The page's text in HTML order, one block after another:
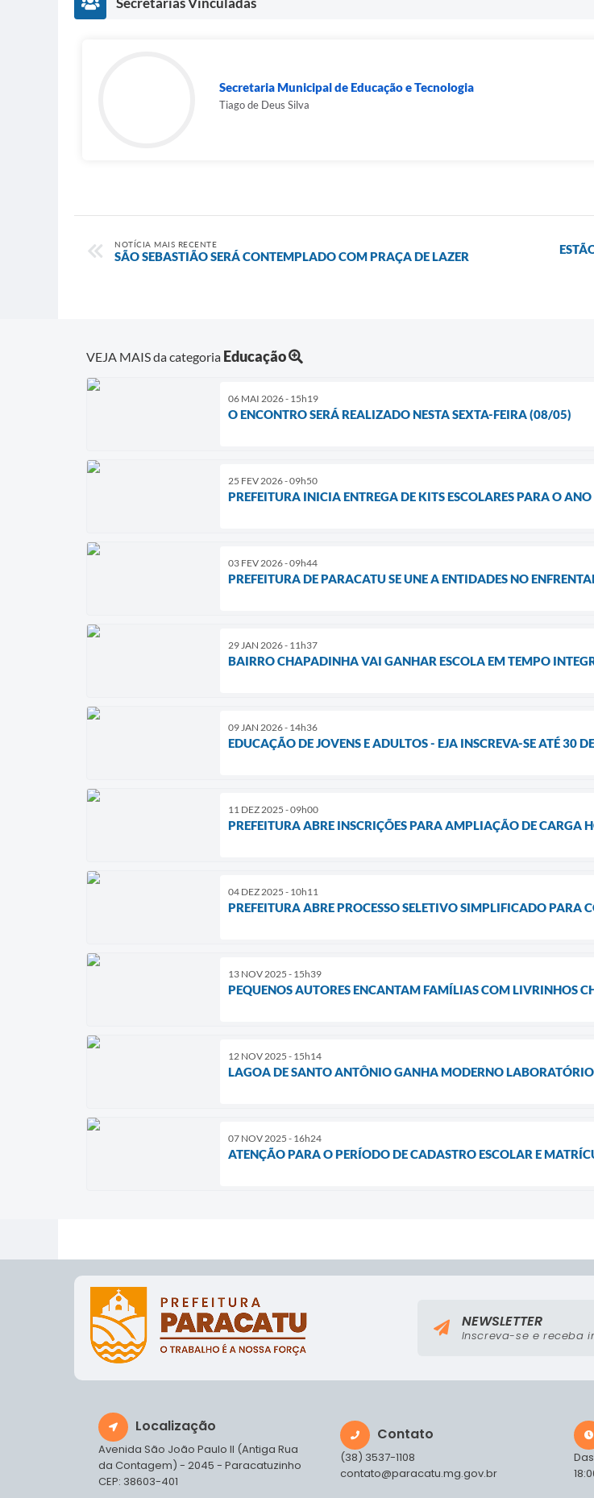
Secretaria Municipal de Educação e Tecnologia
Tiago de Deus Silva
NOTÍCIA MAIS RECENTE
SÃO SEBASTIÃO SERÁ CONTEMPLADO COM PRAÇA DE LAZER
VEJA MAIS da categoria Educação
06 MAI 2026 - 15h19
O ENCONTRO SERÁ REALIZADO NESTA SEXTA-FEIRA (08/05)
25 FEV 2026 - 09h50
PREFEITURA INICIA ENTREGA DE KITS ESCOLARES PARA O
03 FEV 2026 - 09h44
PREFEITURA DE PARACATU SE UNE A ENTIDADES NO
29 JAN 2026 - 11h37
BAIRRO CHAPADINHA VAI GANHAR ESCOLA EM TEMPO
09 JAN 2026 - 14h36
EDUCAÇÃO DE JOVENS E ADULTOS - EJA INSCREVA-SE ATÉ 30
11 DEZ 2025 - 09h00
PREFEITURA ABRE INSCRIÇÕES PARA AMPLIAÇÃO DE CARGA
04 DEZ 2025 - 10h11
PREFEITURA ABRE PROCESSO SELETIVO SIMPLIFICADO
13 NOV 2025 - 15h39
PEQUENOS AUTORES ENCANTAM FAMÍLIAS COM LIVRINHOS
12 NOV 2025 - 15h14
LAGOA DE SANTO ANTÔNIO GANHA MODERNO
07 NOV 2025 - 16h24
ATENÇÃO PARA O PERÍODO DE CADASTRO ESCOLAR E
Localização
Avenida São João Paulo II (Antiga Rua
da Contagem) - 2045 - Paracatuzinho
CEP: 38603-401
Contato
(38) 3537-1108
contato@paracatu.mg.gov.br
NEWSLETTER
Inscreva-se e receba